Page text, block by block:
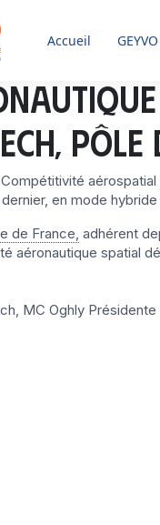
Accueil
aérospatial
en mode
de France, adhérent
aéronautique spatial